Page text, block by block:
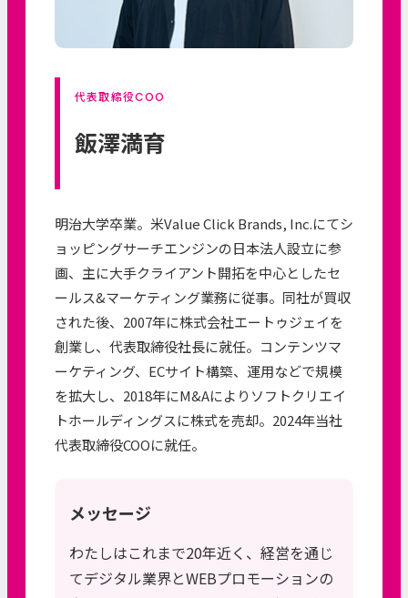
代表取締役COO
飯澤満育
明治大学卒業。米Value Click Brands, Inc.にてシ
ョッピングサーチエンジンの日本法人設立に参
画、主に大手クライアント開拓を中心としたセ
ールス&マーケティング業務に従事。同社が買収
された後、2007年に株式会社エートゥジェイを
創業し、代表取締役社長に就任。コンテンツマ
ーケティング、ECサイト構築、運用などで規模
を拡大し、2018年にM&Aによりソフトクリエイ
トホールディングスに株式を売却。2024年当社
代表取締役COOに就任。
メッセージ
わたしはこれまで20年近く、経営を通じ
てデジタル業界とWEBプロモーションの